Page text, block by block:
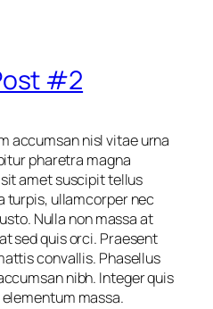
#2
accumsan nisl vitae urna
pharetra magna
amet suscipit tellus
turpis, ullamcorper nec
Nulla non massa at
sed quis orci. Praesent
convallis. Phasellus
nibh. Integer quis
massa.